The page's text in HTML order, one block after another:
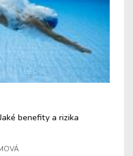
benefity a rizika